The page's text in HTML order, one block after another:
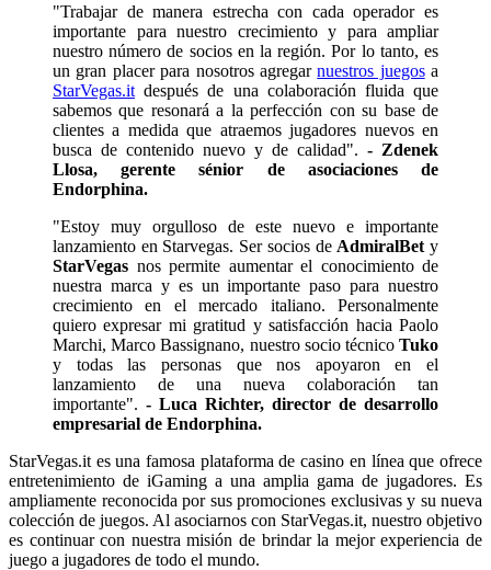
"Trabajar de manera estrecha con cada operador es
importante para nuestro crecimiento y para ampliar
nuestro número de socios en la región. Por lo tanto, es
un gran placer para nosotros agregarnuestros juegosa
StarVegas.it después de una colaboración fluida que
sabemos que resonará a la perfección con su base de
clientes a medida que atraemos jugadores nuevos en
busca de contenido nuevo y de calidad". - Zdenek
Llosa, gerente sénior de asociaciones de
Endorphina.
"Estoy muy orgulloso de este nuevo e importante
lanzamiento en Starvegas. Ser socios de AdmiralBet y
StarVegas nos permite aumentar el conocimiento de
nuestra marca y es un importante paso para nuestro
crecimiento en el mercado italiano. Personalmente
quiero expresar mi gratitud y satisfacción hacia Paolo
Marchi, Marco Bassignano, nuestro socio técnico Tuko
y todas las personas que nos apoyaron en el
lanzamiento de una nueva colaboración tan
importante". - Luca Richter, director de desarrollo
empresarial de Endorphina.
StarVegas.it es una famosa plataforma de casino en línea que ofrece
entretenimiento de iGaming a una amplia gama de jugadores. Es
ampliamente reconocida por sus promociones exclusivas y su nueva
colección de juegos. Al asociarnos con StarVegas.it, nuestro objetivo
es continuar con nuestra misión de brindar la mejor experiencia de
juego a jugadores de todo el mundo.